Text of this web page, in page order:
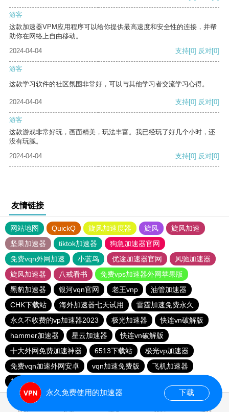
游客
这款加速器VPM应用程序可以给你提供最高速度和安全性的连接，并帮
助你在网络上自由移动。
2024-04-04
支持[0] 反对[0]
游客
这款学习软件的社区氛围非常好，可以与其他学习者交流学习心得。
2024-04-04 支持[0] 反对[0]
游客
这款游戏非常好玩，画面精美，玩法丰富。我已经玩了好几个小时，还
没有玩腻。
2024-04-04
支持[0] 反对[0]
友情链接
网站地图 QuickQ 旋风加速度器 旋风
旋风加速
坚果加速器
tiktok加速器
狗急加速器官网
免费vqn外网加速
小蓝鸟 优途加速器官网
风驰加速器
旋风加速器
八戒看书
免费vps加速器外网苹果版
黑豹加速器
银河vqn官网 老王vnp
油管加速器
CHK下载站
海外加速器七天试用
雷霆加速免费永久
永久不收费的vp加速器2023
极光加速器
快连vn破解版
hammer加速器
星云加速器
快连vn破解版
十大外网免费加速神器
6513下载站
极光vp加速器
免费vqn加速外网安卓
vqn加速免费版
飞机加速器
起飞加速器
永久免费使用的加速器 下载